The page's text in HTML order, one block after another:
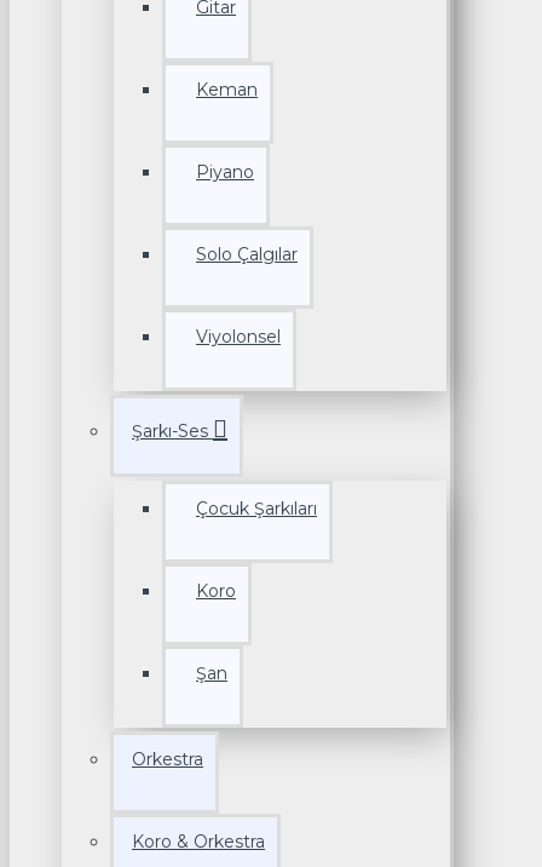
Gitar
Keman
Piyano
Solo Çalgılar
Viyolonsel
Şarkı-Ses
Çocuk Şarkıları
Koro
Şan
Orkestra
Koro & Orkestra